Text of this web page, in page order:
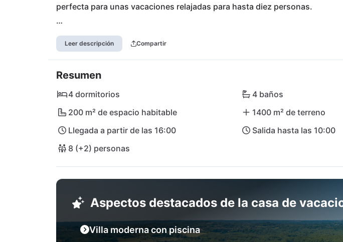
perfecta para unas vacaciones relajadas para hasta diez personas.
La ubicación céntrica en el municipio de Barban les ofrece la máxima
planificar el día: ya sea un día de playa en la costa oeste de Istria, una
meridional de la región o una visita a la histórica ciudad de Pula, aquí
opciones.
variada oferta de ocio, que incluye parques de escalada y de aventura,
posibilidades para practicar deportes acuáticos. También hay excelentes
niños: un parque deportivo y de juegos infantiles se encuentra en las
Leer descripción Compartir
Resumen
4 dormitorios
4 baños
200 m² de espacio habitable
1400 m² de terreno
Llegada a partir de las 16:00
Salida hasta las 10:00
8 (+2) personas
Aspectos destacados de la casa de
Villa moderna con piscina